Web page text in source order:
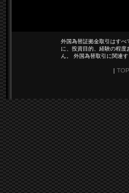
外国為替証拠金取引はすべ
に、投資目的、経験の程
ん。 外国為替取引に関連
| TOP